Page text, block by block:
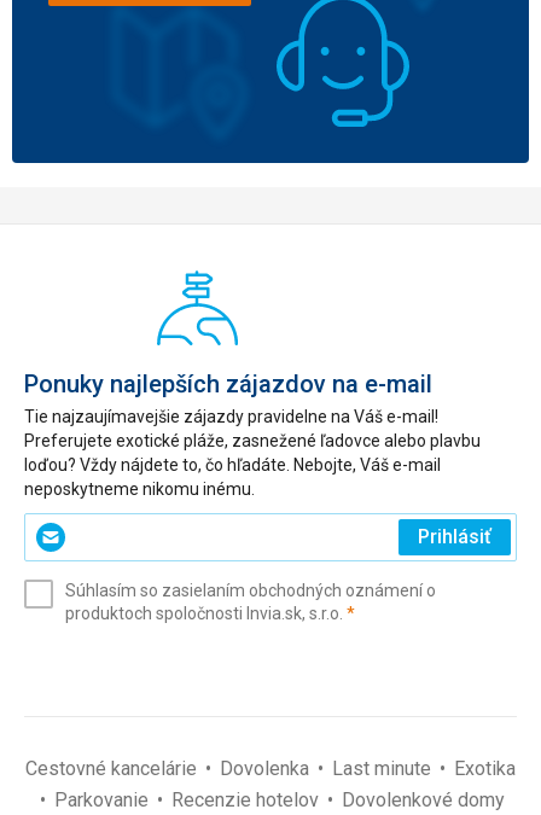
Ponuky najlepších zájazdov na e-mail
Tie najzaujímavejšie zájazdy pravidelne na Váš e-mail!
Preferujete exotické pláže, zasnežené ľadovce alebo plavbu
loďou? Vždy nájdete to, čo hľadáte. Nebojte, Váš e-mail
neposkytneme nikomu inému.
Zadajte
svoj
(povinné)
Prihlásiť
Súhlasím so zasielaním obchodných oznámení o
produktoch spoločnosti Invia.sk, s.r.o. *(povinné)
Cestovné kancelárie Dovolenka Last minute
Exotika
Parkovanie
Recenzie hotelov Dovolenkové domy